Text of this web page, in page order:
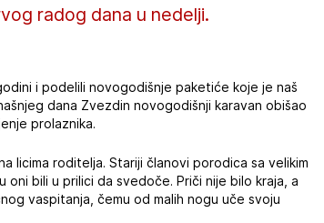
radog dana u nedelji.
i podelili novogodišnje paketiće koje je naš
dana Zvezdin novogodišnji karavan obišao
prolaznika.
licima roditelja. Stariji članovi porodica sa velikim
oni bili u prilici da svedoče. Priči nije bilo kraja, a
vaspitanja, čemu od malih nogu uče svoju